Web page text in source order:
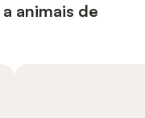
animais de